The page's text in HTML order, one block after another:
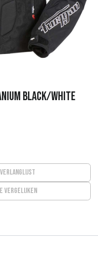
Black/White
vergelijken
verlanglijst